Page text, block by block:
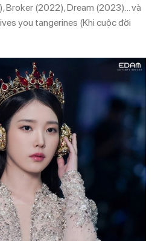
Broker (2022), Dream (2023)… và
you tangerines (Khi cuộc đời